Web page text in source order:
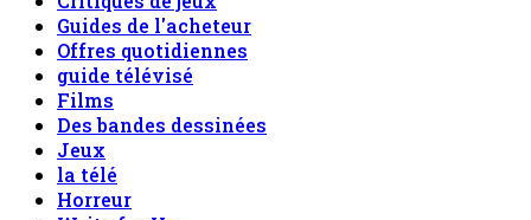
Guides de l'acheteur
Offres quotidiennes
guide télévisé
Films
Des bandes dessinées
Jeux
la télé
Horreur